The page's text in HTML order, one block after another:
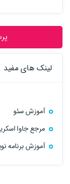
لینک های مفید
آموزش سئو
مرجع جاوا
آموزش برنامه